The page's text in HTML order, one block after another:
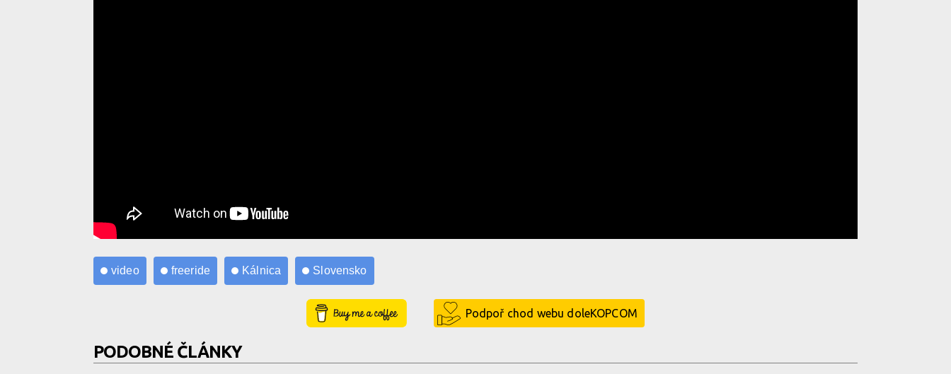
video freeride Kálnica Slovensko
Buy Me a Coffee Podpoř chod webu doleKOPCOM
PODOBNÉ ČLÁNKY